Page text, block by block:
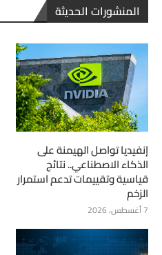
المنشورات الحديثة
إنفيديا تواصل الهيمنة على
الذكاء الاصطناعي.. نتائج
قياسية وتقييمات تدعم استمرار
الزخم
7 أغسطس، 2026